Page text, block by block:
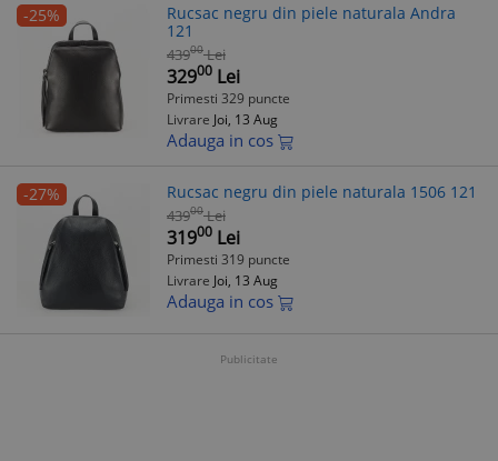
-25%
Rucsac negru din piele naturala Andra
121
43900 Lei
32900 Lei
Primesti 329 puncte
Livrare Joi, 13 Aug
Adauga in cos
-27% Rucsac negru din piele naturala 1506 121
43900 Lei
31900 Lei
Primesti 319 puncte
Livrare Joi, 13 Aug
Adauga in cos
Publicitate